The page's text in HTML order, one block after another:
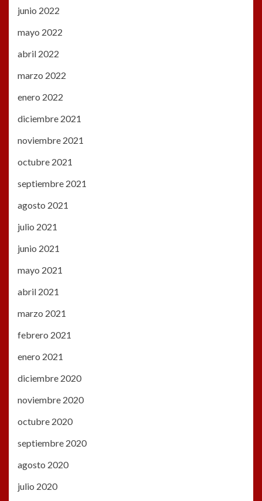
junio 2022
mayo 2022
abril 2022
marzo 2022
enero 2022
diciembre 2021
noviembre 2021
octubre 2021
septiembre 2021
agosto 2021
julio 2021
junio 2021
mayo 2021
abril 2021
marzo 2021
febrero 2021
enero 2021
diciembre 2020
noviembre 2020
octubre 2020
septiembre 2020
agosto 2020
julio 2020